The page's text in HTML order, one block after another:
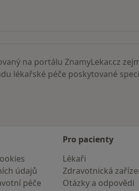
na portálu ZnamyLekar.cz
lékařské péče poskytované
údajů
péče
Pro pacienty
Lékaři
Zdravotnická
Otázky a odpovědi